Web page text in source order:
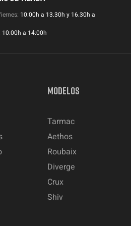
10:00h a 13.30h y 16.30h a
10:00h a 14:00h
MODELOS
Tarmac
Aethos
Roubaix
Diverge
Crux
Shiv